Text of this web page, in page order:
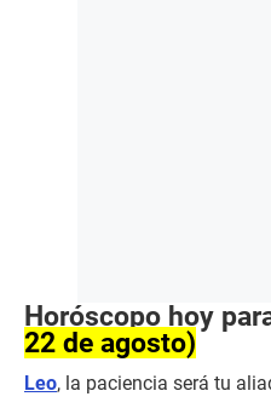
Horóscopo hoy
22 de agosto)
Leo, la paciencia será tu